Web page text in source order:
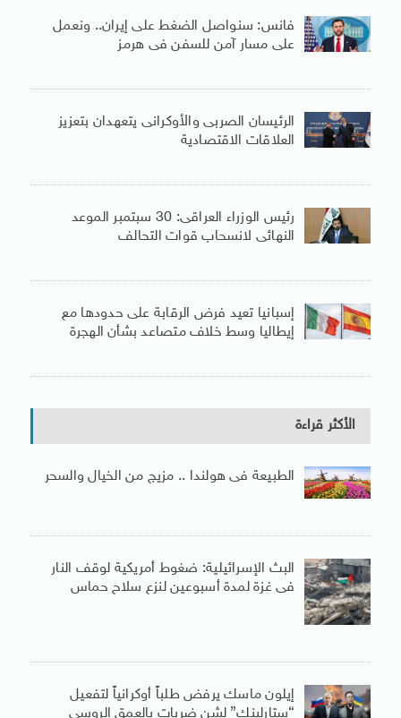
فانس: سنواصل الضغط على إيران.. ونعمل
على مسار آمن للسفن فى هرمز
الرئيسان الصربى والأوكرانى يتعهدان بتعزيز
العلاقات الاقتصادية
رئيس الوزراء العراقى: 30 سبتمبر الموعد
النهائى لانسحاب قوات التحالف
إسبانيا تعيد فرض الرقابة على حدودها مع
إيطاليا وسط خلاف متصاعد بشأن الهجرة
الأكثر قراءة
الطبيعة فى هولندا .. مزيج من الخيال والسحر
البث الإسرائيلية: ضغوط أمريكية لوقف النار
فى غزة لمدة أسبوعين لنزع سلاح حماس
إيلون ماسك يرفض طلباً أوكرانياً لتفعيل
“ستارلينك” لشن ضربات بالعمق الروسي